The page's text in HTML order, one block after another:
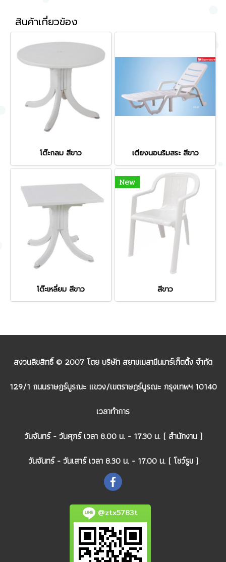
สินค้าเกี่ยวข้อง
โต๊ะกลม สีขาว เตียงนอนริมสระ สีขาว
โต๊ะเหลี่ยม สีขาว
New
สีขาว
สงวนลิขสิทธิ์ © 2007 โดย บริษัท สยามเมลามีนมาร์เก็ตติ้ง จำกัด
129/1 ถนนราษฎร์บูรณะ แขวง/เขตราษฎร์บูรณะ กรุงเทพฯ 10140
เวลาทำการ
วันจันทร์ - วันศุกร์ เวลา 8.00 น. - 17.30 น. ( สำนักงาน )
วันจันทร์ - วันเสาร์ เวลา 8.30 น. - 17.00 น. ( โชว์รูม )
@ztx5783t